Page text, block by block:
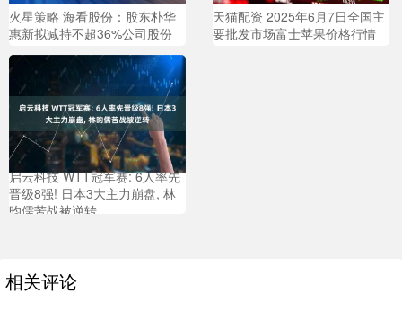
火星策略 海看股份：股东朴华
惠新拟减持不超36%公司股份
天猫配资 2025年6月7日全国主
要批发市场富士苹果价格行情
启云科技 WTT冠军赛: 6人率先
晋级8强! 日本3大主力崩盘, 林
昀儒苦战被逆转
相关评论